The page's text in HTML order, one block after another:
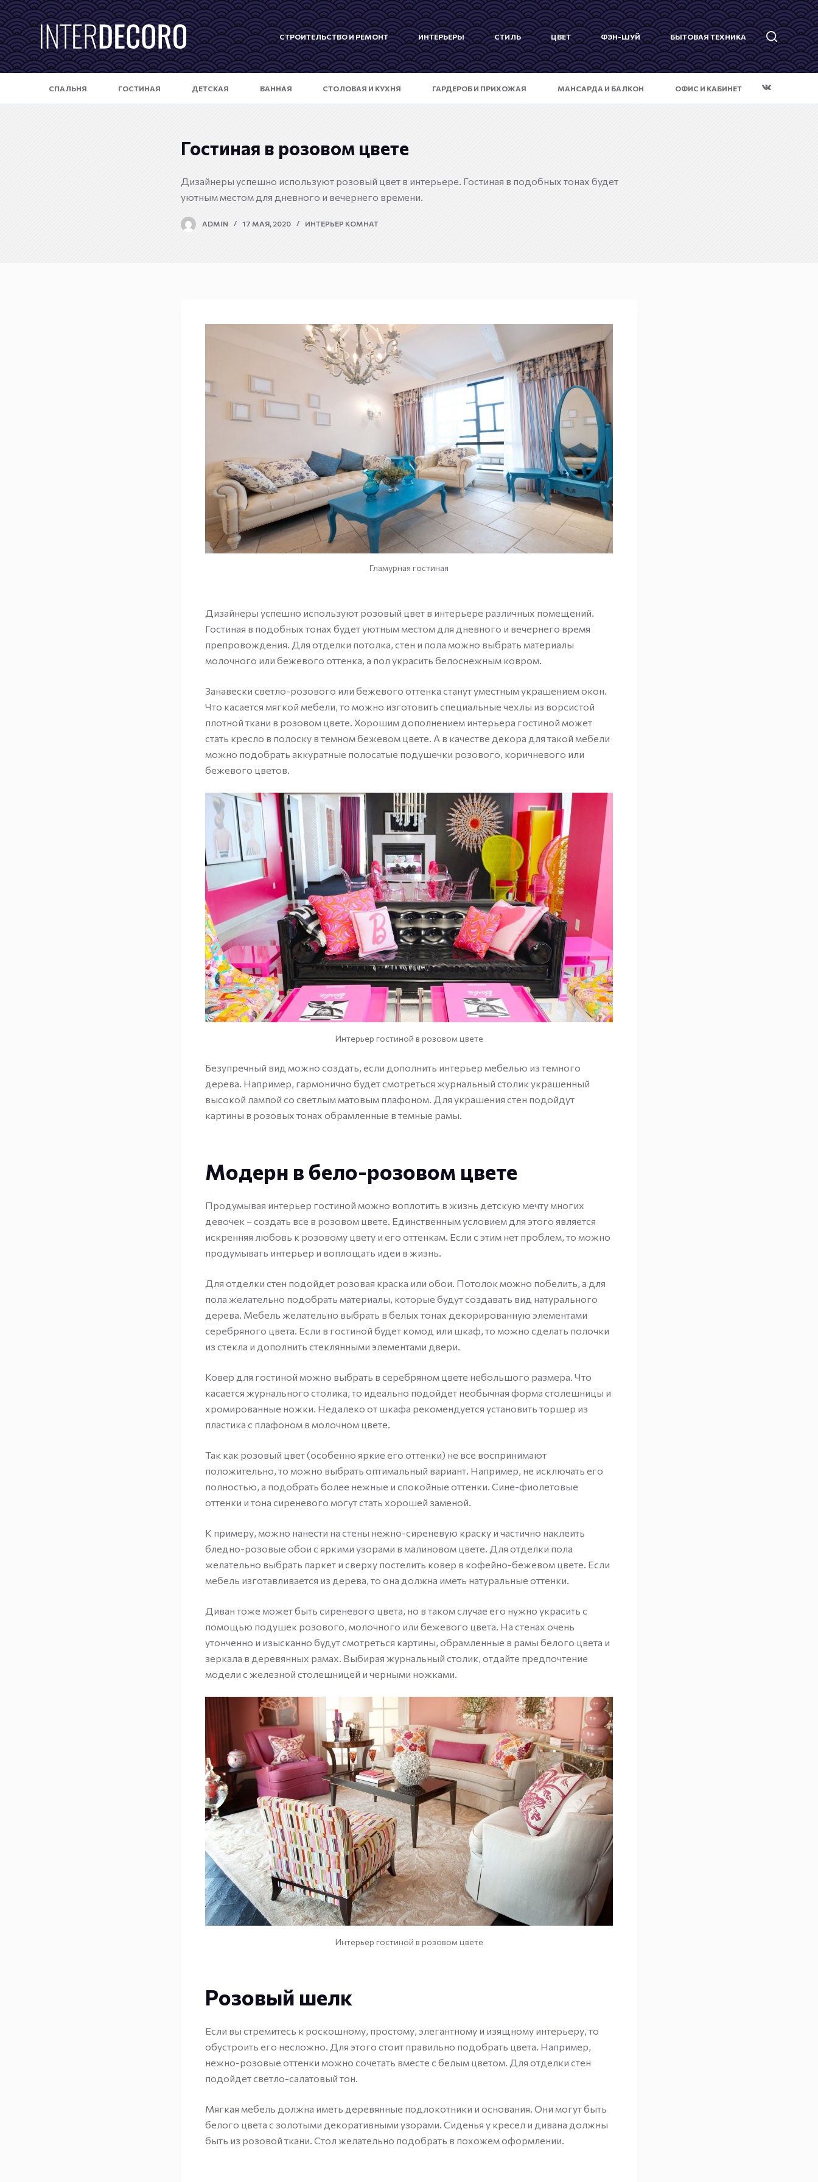
П
е
р
е
й
СТРОИТЕЛЬСТВО И РЕМОНТ ИНТЕРЬЕРЫ СТИЛЬ ЦВЕТ ФЭН-ШУЙ БЫТОВАЯ ТЕХНИКА
СПАЛЬНЯ ГОСТИНАЯ ДЕТСКАЯ ВАННАЯ СТОЛОВАЯ И КУХНЯ ГАРДЕРОБ И ПРИХОЖАЯ МАНСАРДА И БАЛКОН ОФИС И КАБИНЕТ
Гостиная в розовом цвете
Дизайнеры успешно используют розовый цвет в интерьере. Гостиная в подобных тонах будет
уютным местом для дневного и вечернего времени.
ADMIN 17 МАЯ, 2020 ИНТЕРЬЕР КОМНАТ
Гламурная гостиная
Дизайнеры успешно используют розовый цвет в интерьере различных помещений.
Гостиная в подобных тонах будет уютным местом для дневного и вечернего время
препровождения. Для отделки потолка, стен и пола можно выбрать материалы
молочного или бежевого оттенка, а пол украсить белоснежным ковром.
Занавески светло-розового или бежевого оттенка станут уместным украшением окон.
Что касается мягкой мебели, то можно изготовить специальные чехлы из ворсистой
плотной ткани в розовом цвете. Хорошим дополнением интерьера гостиной может
стать кресло в полоску в темном бежевом цвете. А в качестве декора для такой мебели
можно подобрать аккуратные полосатые подушечки розового, коричневого или
бежевого цветов.
Интерьер гостиной в розовом цвете
Безупречный вид можно создать, если дополнить интерьер мебелью из темного
дерева. Например, гармонично будет смотреться журнальный столик украшенный
высокой лампой со светлым матовым плафоном. Для украшения стен подойдут
картины в розовых тонах обрамленные в темные рамы.
Модерн в бело-розовом цвете
Продумывая интерьер гостиной можно воплотить в жизнь детскую мечту многих
девочек – создать все в розовом цвете. Единственным условием для этого является
искренняя любовь к розовому цвету и его оттенкам. Если с этим нет проблем, то можно
продумывать интерьер и воплощать идеи в жизнь.
Для отделки стен подойдет розовая краска или обои. Потолок можно побелить, а для
пола желательно подобрать материалы, которые будут создавать вид натурального
дерева. Мебель желательно выбрать в белых тонах декорированную элементами
серебряного цвета. Если в гостиной будет комод или шкаф, то можно сделать полочки
из стекла и дополнить стеклянными элементами двери.
Ковер для гостиной можно выбрать в серебряном цвете небольшого размера. Что
касается журнального столика, то идеально подойдет необычная форма столешницы и
хромированные ножки. Недалеко от шкафа рекомендуется установить торшер из
пластика с плафоном в молочном цвете.
Так как розовый цвет (особенно яркие его оттенки) не все воспринимают
положительно, то можно выбрать оптимальный вариант. Например, не исключать его
полностью, а подобрать более нежные и спокойные оттенки. Сине-фиолетовые
оттенки и тона сиреневого могут стать хорошей заменой.
К примеру, можно нанести на стены нежно-сиреневую краску и частично наклеить
бледно-розовые обои с яркими узорами в малиновом цвете. Для отделки пола
желательно выбрать паркет и сверху постелить ковер в кофейно-бежевом цвете. Если
мебель изготавливается из дерева, то она должна иметь натуральные оттенки.
Диван тоже может быть сиреневого цвета, но в таком случае его нужно украсить с
помощью подушек розового, молочного или бежевого цвета. На стенах очень
утонченно и изысканно будут смотреться картины, обрамленные в рамы белого цвета и
зеркала в деревянных рамах. Выбирая журнальный столик, отдайте предпочтение
модели с железной столешницей и черными ножками.
Интерьер гостиной в розовом цвете
Розовый шелк
Если вы стремитесь к роскошному, простому, элегантному и изящному интерьеру, то
обустроить его несложно. Для этого стоит правильно подобрать цвета. Например,
нежно-розовые оттенки можно сочетать вместе с белым цветом. Для отделки стен
подойдет светло-салатовый тон.
Мягкая мебель должна иметь деревянные подлокотники и основания. Они могут быть
белого цвета с золотыми декоративными узорами. Сиденья у кресел и дивана должны
быть из розовой ткани. Стол желательно подобрать в похожем оформлении.